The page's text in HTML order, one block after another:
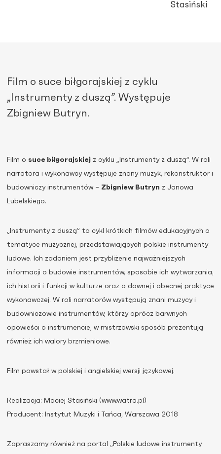
Stasiński
Film o suce biłgorajskiej z cyklu
„Instrumenty z duszą”. Występuje
Zbigniew Butryn.
Film o suce biłgorajskiej z cyklu „Instrumenty z duszą”. W roli
narratora i wykonawcy występuje znany muzyk, rekonstruktor i
budowniczy instrumentów – Zbigniew Butryn z Janowa
Lubelskiego.
„Instrumenty z duszą” to cykl krótkich filmów edukacyjnych o
tematyce muzycznej, przedstawiających polskie instrumenty
ludowe. Ich zadaniem jest przybliżenie najważniejszych
informacji o budowie instrumentów, sposobie ich wytwarzania,
ich historii i funkcji w kulturze oraz o dawnej i obecnej praktyce
wykonawczej. W roli narratorów występują znani muzycy i
budowniczowie instrumentów, którzy oprócz barwnych
opowieści o instrumencie, w mistrzowski sposób prezentują
również ich walory brzmieniowe.
Film powstał w polskiej i angielskiej wersji językowej.
Realizacja: Maciej Stasiński (www.watra.pl)
Producent: Instytut Muzyki i Tańca, Warszawa 2018
Zapraszamy również na portal „Polskie ludowe instrumenty